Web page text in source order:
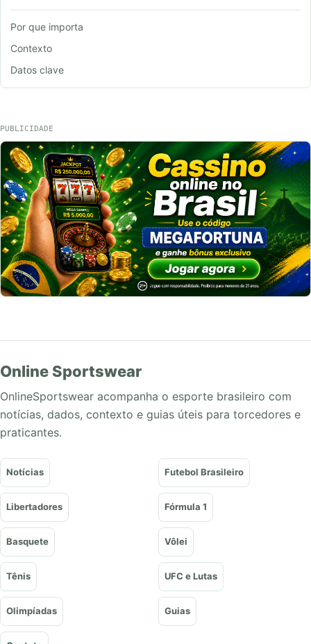
Por que importa
Contexto
Datos clave
PUBLICIDADE
Online Sportswear
OnlineSportswear acompanha o esporte brasileiro com
notícias, dados, contexto e guias úteis para torcedores e
praticantes.
Notícias Futebol Brasileiro
Libertadores Fórmula 1
Basquete Vôlei
Tênis UFC e Lutas
Olimpíadas Guias